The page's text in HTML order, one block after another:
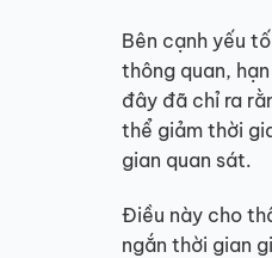
Bên cạnh yếu
thông quan,
đây đã chỉ ra
thể giảm thời
gian quan sát.
Điều này cho
ngắn thời gian